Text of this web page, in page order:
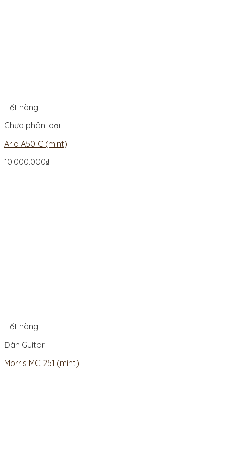
Hết hàng
Chưa phân loại
Aria A50 C (mint)
10.000.000₫
Hết hàng
Đàn Guitar
Morris MC 251 (mint)